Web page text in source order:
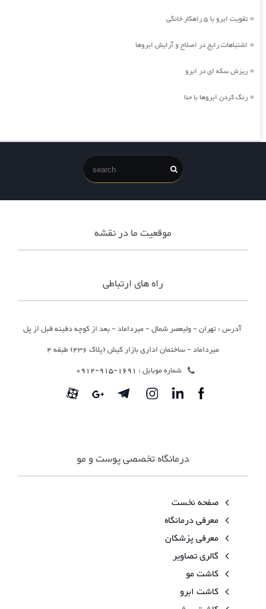
» تقویت ابرو با 5 راهکار خانگی
» اشتباهات رایج در اصلاح و آرایش ابروها
» ریزش سکه ای در ابرو
» رنگ کردن ابروها با حنا
موقعیت ما در نقشه
راه های ارتباطی
آدرس : تهران - ولیعصر شمال - میرداماد - بعد از کوچه دفینه قبل از پل
میرداماد - ساختمان اداری بازار کیش (پلاک 436) طبقه 4
شماره موبایل : 1691-915-0912
درمانگاه تخصصی پوست و مو
صفحه نخست
معرفی درمانگاه
معرفی پزشکان
گالری تصاویر
کاشت مو
کاشت ابرو